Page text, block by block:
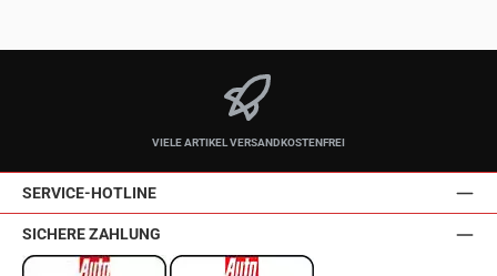
VIELE ARTIKEL VERSANDKOSTENFREI
SERVICE-HOTLINE
SICHERE ZAHLUNG